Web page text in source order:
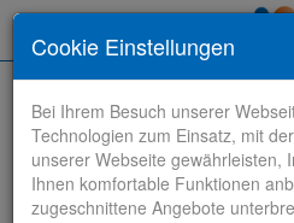
Cookie Einstellungen
Bei Ihrem Besuch unserer
Technologien zum Einsatz, mit
unserer Webseite gewährleisten,
Ihnen komfortable Funktionen
zugeschnittene Angebote